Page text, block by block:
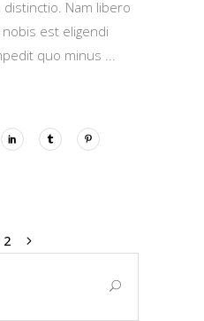
Nam libero
est eligendi
quo minus
2